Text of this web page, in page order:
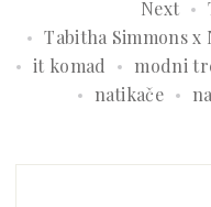
Next
Tabitha Simmons x
it komad
modni
natikače